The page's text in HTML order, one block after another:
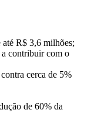
até R$ 3,6 milhões;
a contribuir com o
cerca de 5%
de 60% da